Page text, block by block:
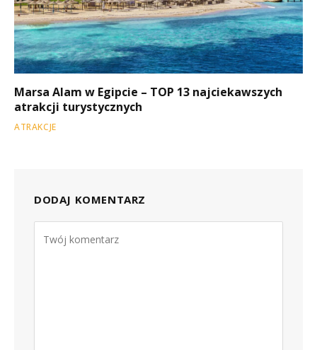
Marsa Alam w Egipcie – TOP 13 najciekawszych
atrakcji turystycznych
ATRAKCJE
DODAJ KOMENTARZ